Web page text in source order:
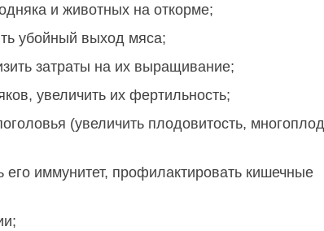
и животных на откорме;
убойный выход мяса;
затраты на их выращивание;
увеличить их фертильность;
(увеличить плодовитость,
его иммунитет, профилактировать кишечные